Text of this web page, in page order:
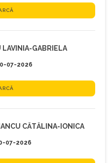
GABRIELA
07-2026
CĂTĂLINA-IONICA
07-2026